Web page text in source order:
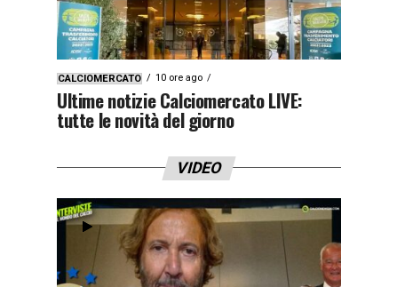
CALCIOMERCATO 10 ore ago
Ultime notizie Calciomercato LIVE:
tutte le novità del giorno
VIDEO